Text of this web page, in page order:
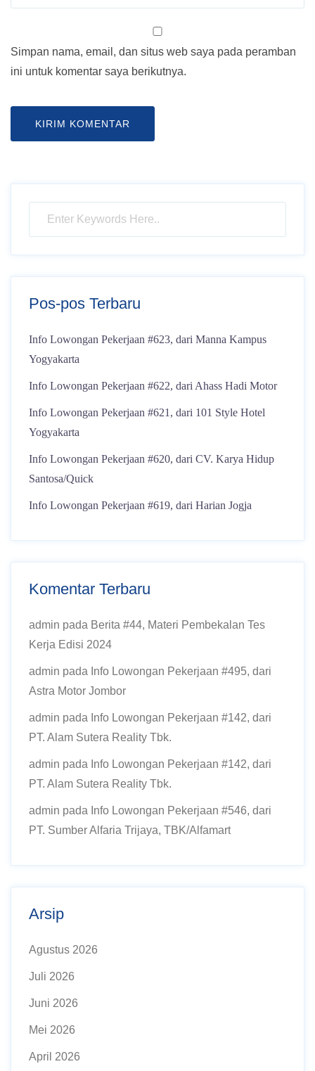
Simpan nama, email, dan situs web saya pada peramban
ini untuk komentar saya berikutnya.
Pos-pos Terbaru
Info Lowongan Pekerjaan #623, dari Manna Kampus
Yogyakarta
Info Lowongan Pekerjaan #622, dari Ahass Hadi Motor
Info Lowongan Pekerjaan #621, dari 101 Style Hotel
Yogyakarta
Info Lowongan Pekerjaan #620, dari CV. Karya Hidup
Santosa/Quick
Info Lowongan Pekerjaan #619, dari Harian Jogja
Komentar Terbaru
admin pada Berita #44, Materi Pembekalan Tes
Kerja Edisi 2024
admin pada Info Lowongan Pekerjaan #495, dari
Astra Motor Jombor
admin pada Info Lowongan Pekerjaan #142, dari
PT. Alam Sutera Reality Tbk.
admin pada Info Lowongan Pekerjaan #142, dari
PT. Alam Sutera Reality Tbk.
admin pada Info Lowongan Pekerjaan #546, dari
PT. Sumber Alfaria Trijaya, TBK/Alfamart
Arsip
Agustus 2026
Juli 2026
Juni 2026
Mei 2026
April 2026